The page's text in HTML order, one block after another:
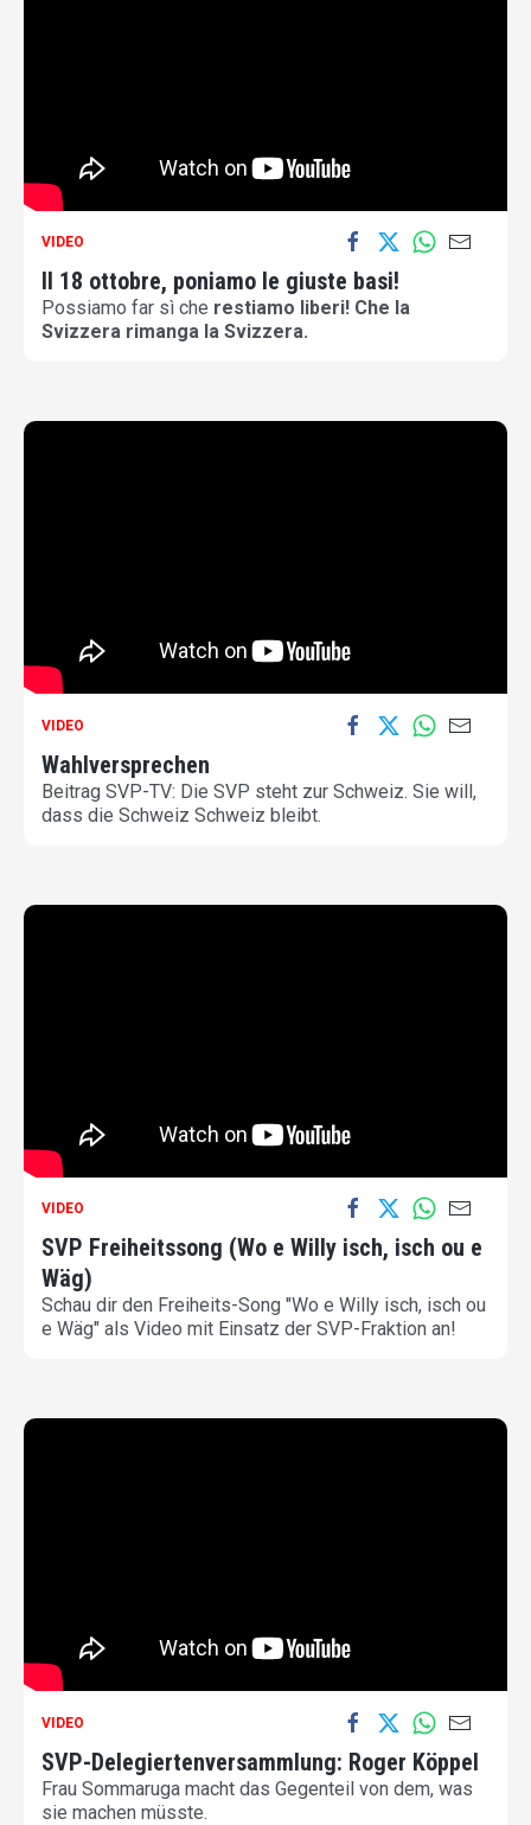
VIDEO
Il 18 ottobre, poniamo le giuste basi!
Possiamo far sì che restiamo liberi! Che la
Svizzera rimanga la Svizzera.
VIDEO
Wahlversprechen
Beitrag SVP-TV: Die SVP steht zur Schweiz. Sie will,
dass die Schweiz Schweiz bleibt.
VIDEO
SVP Freiheitssong (Wo e Willy isch, isch ou e
Wäg)
Schau dir den Freiheits-Song "Wo e Willy isch, isch ou
e Wäg" als Video mit Einsatz der SVP-Fraktion an!
VIDEO
SVP-Delegiertenversammlung: Roger Köppel
Frau Sommaruga macht das Gegenteil von dem, was
sie machen müsste.